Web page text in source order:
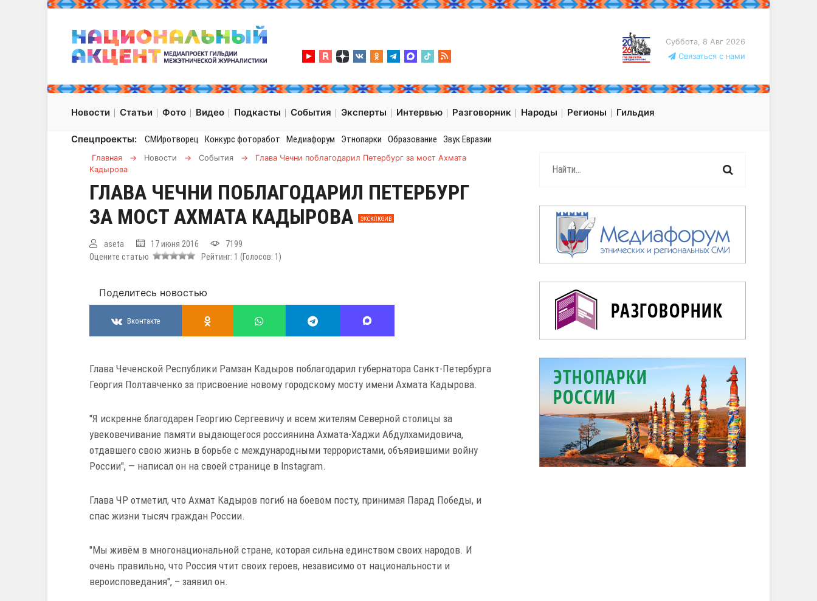
Суббота, 8 Авг 2026
Связаться с нами
Новости Статьи Фото Видео Подкасты События Эксперты Интервью Разговорник Народы Регионы Гильдия
Спецпроекты: СМИротворец Конкурс фоторабот Медиафорум Этнопарки Образование Звук Евразии
Главная → Новости → События →
Глава Чечни поблагодарил Петербург за мост Ахмата
Кадырова
ГЛАВА ЧЕЧНИ ПОБЛАГОДАРИЛ ПЕТЕРБУРГ
ЗА МОСТ АХМАТА КАДЫРОВА
ЭКСКЛЮЗИВ
aseta 17 июня 2016
7199
Оцените статью
Рейтинг: 1 (Голосов: 1 )
Поделитесь новостью
Вконтакте
Глава Чеченской Республики Рамзан Кадыров поблагодарил губернатора Санкт-Петербурга
Георгия Полтавченко за присвоение новому городскому мосту имени Ахмата Кадырова.
"Я искренне благодарен Георгию Сергеевичу и всем жителям Северной столицы за
увековечивание памяти выдающегося россиянина Ахмата-Хаджи Абдулхамидовича,
отдавшего свою жизнь в борьбе с международными террористами, объявившими войну
России", — написал он на своей странице в Instagram.
Глава ЧР отметил, что Ахмат Кадыров погиб на боевом посту, принимая Парад Победы, и
спас жизни тысяч граждан России.
"Мы живём в многонациональной стране, которая сильна единством своих народов. И
очень правильно, что Россия чтит своих героев, независимо от национальности и
вероисповедания", – заявил он.